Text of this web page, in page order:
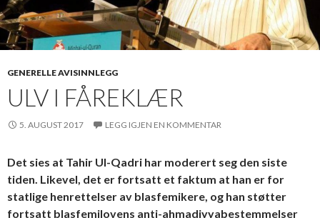
GENERELLE AVISINNLEGG
ULV I FÅREKLÆR
5. AUGUST 2017 LEGG IGJEN EN KOMMENTAR
Det sies at Tahir Ul-Qadri har moderert seg den siste
tiden. Likevel, det er fortsatt et faktum at han er for
statlige henrettelser av blasfemikere, og han støtter
fortsatt blasfemilovens anti-ahmadiyyabestemmelser